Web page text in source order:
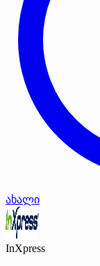
ახალი
InXpress